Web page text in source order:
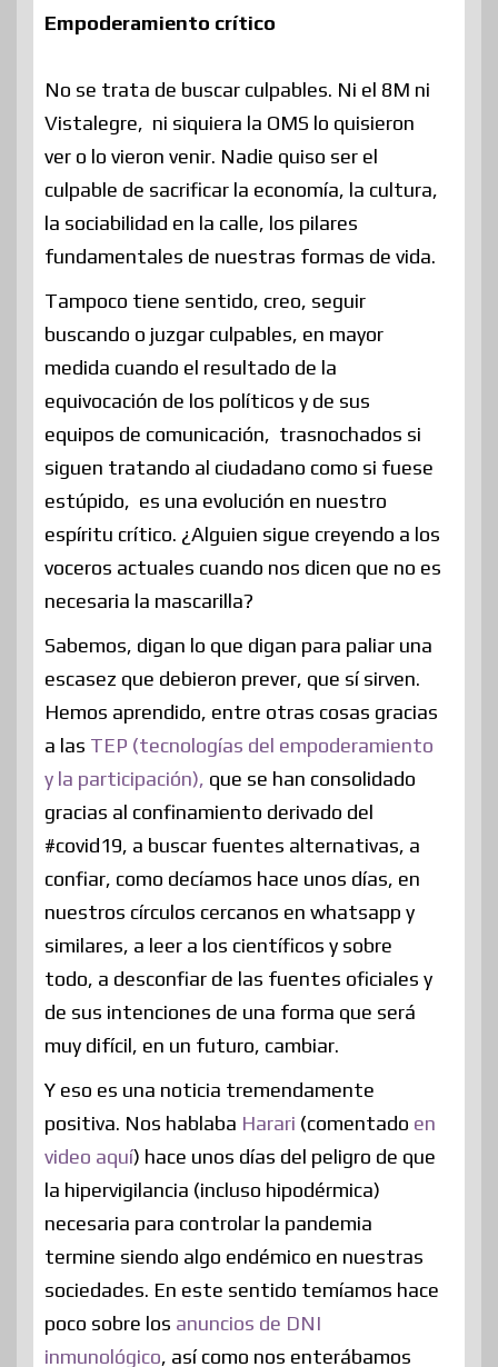
Empoderamiento crítico
No se trata de buscar culpables. Ni el 8M ni
Vistalegre, ni siquiera la OMS lo quisieron
ver o lo vieron venir. Nadie quiso ser el
culpable de sacrificar la economía, la cultura,
la sociabilidad en la calle, los pilares
fundamentales de nuestras formas de vida.
Tampoco tiene sentido, creo, seguir
buscando o juzgar culpables, en mayor
medida cuando el resultado de la
equivocación de los políticos y de sus
equipos de comunicación, trasnochados si
siguen tratando al ciudadano como si fuese
estúpido, es una evolución en nuestro
espíritu crítico. ¿Alguien sigue creyendo a los
voceros actuales cuando nos dicen que no es
necesaria la mascarilla?
Sabemos, digan lo que digan para paliar una
escasez que debieron prever, que sí sirven.
Hemos aprendido, entre otras cosas gracias
a las TEP (tecnologías del empoderamiento
y la participación), que se han consolidado
gracias al confinamiento derivado del
#covid19, a buscar fuentes alternativas, a
confiar, como decíamos hace unos días, en
nuestros círculos cercanos en whatsapp y
similares, a leer a los científicos y sobre
todo, a desconfiar de las fuentes oficiales y
de sus intenciones de una forma que será
muy difícil, en un futuro, cambiar.
Y eso es una noticia tremendamente
positiva. Nos hablaba Harari (comentado en
video aquí) hace unos días del peligro de que
la hipervigilancia (incluso hipodérmica)
necesaria para controlar la pandemia
termine siendo algo endémico en nuestras
sociedades. En este sentido temíamos hace
poco sobre los anuncios de DNI
inmunológico, así como nos enterábamos